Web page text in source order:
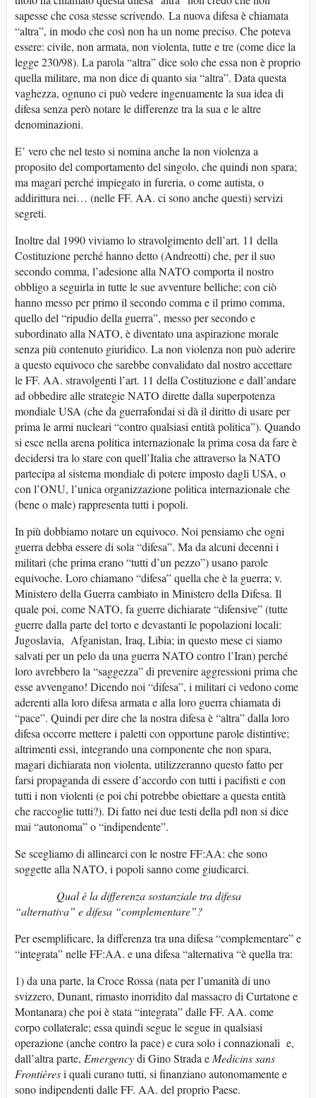
sapesse che cosa stesse scrivendo. La nuova difesa è chiamata
“altra”, in modo che così non ha un nome preciso. Che poteva
essere: civile, non armata, non violenta, tutte e tre (come dice la
legge 230/98). La parola “altra” dice solo che essa non è proprio
quella militare, ma non dice di quanto sia “altra”. Data questa
vaghezza, ognuno ci può vedere ingenuamente la sua idea di
difesa senza però notare le differenze tra la sua e le altre
denominazioni.
E’ vero che nel testo si nomina anche la non violenza a
proposito del comportamento del singolo, che quindi non spara;
ma magari perché impiegato in fureria, o come autista, o
addirittura nei… (nelle FF. AA. ci sono anche questi) servizi
segreti.
Inoltre dal 1990 viviamo lo stravolgimento dell’art. 11 della
Costituzione perché hanno detto (Andreotti) che, per il suo
secondo comma, l’adesione alla NATO comporta il nostro
obbligo a seguirla in tutte le sue avventure belliche; con ciò
hanno messo per primo il secondo comma e il primo comma,
quello del “ripudio della guerra”, messo per secondo e
subordinato alla NATO, è diventato una aspirazione morale
senza più contenuto giuridico. La non violenza non può aderire
a questo equivoco che sarebbe convalidato dal nostro accettare
le FF. AA. stravolgenti l’art. 11 della Costituzione e dall’andare
ad obbedire alle strategie NATO dirette dalla superpotenza
mondiale USA (che da guerrafondai si dà il diritto di usare per
prima le armi nucleari “contro qualsiasi entità politica”). Quando
si esce nella arena politica internazionale la prima cosa da fare è
decidersi tra lo stare con quell’Italia che attraverso la NATO
partecipa al sistema mondiale di potere imposto dagli USA, o
con l’ONU, l’unica organizzazione politica internazionale che
(bene o male) rappresenta tutti i popoli.
In più dobbiamo notare un equivoco. Noi pensiamo che ogni
guerra debba essere di sola “difesa”. Ma da alcuni decenni i
militari (che prima erano “tutti d’un pezzo”) usano parole
equivoche. Loro chiamano “difesa” quella che è la guerra; v.
Ministero della Guerra cambiato in Ministero della Difesa. Il
quale poi, come NATO, fa guerre dichiarate “difensive” (tutte
guerre dalla parte del torto e devastanti le popolazioni locali:
Jugoslavia, Afganistan, Iraq, Libia; in questo mese ci siamo
salvati per un pelo da una guerra NATO contro l’Iran) perché
loro avrebbero la “saggezza” di prevenire aggressioni prima che
esse avvengano! Dicendo noi “difesa”, i militari ci vedono come
aderenti alla loro difesa armata e alla loro guerra chiamata di
“pace”. Quindi per dire che la nostra difesa è “altra” dalla loro
difesa occorre mettere i paletti con opportune parole distintive;
altrimenti essi, integrando una componente che non spara,
magari dichiarata non violenta, utilizzeranno questo fatto per
farsi propaganda di essere d’accordo con tutti i pacifisti e con
tutti i non violenti (e poi chi potrebbe obiettare a questa entità
che raccoglie tutti?). Di fatto nei due testi della pdl non si dice
mai “autonoma” o “indipendente”.
Se scegliamo di allinearci con le nostre FF:AA: che sono
soggette alla NATO, i popoli sanno come giudicarci.
Qual è la differenza sostanziale tra difesa
“alternativa” e difesa “complementare”?
Per esemplificare, la differenza tra una difesa “complementare” e
“integrata” nelle FF:AA. e una difesa “alternativa “è quella tra:
1) da una parte, la Croce Rossa (nata per l’umanità di uno
svizzero, Dunant, rimasto inorridito dal massacro di Curtatone e
Montanara) che poi è stata “integrata” dalle FF. AA. come
corpo collaterale; essa quindi segue le segue in qualsiasi
operazione (anche contro la pace) e cura solo i connazionali e,
dall’altra parte, Emergencydi Gino Strada eMedicins sans
Frontièresi quali curano tutti, si finanziano autonomamente e
sono indipendenti dalle FF. AA. del proprio Paese.